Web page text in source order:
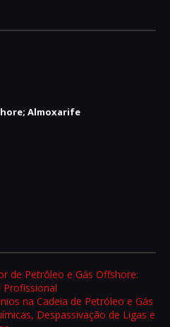
Almoxarife
de Petróleo e Gás Offshore:
Profissional
na Cadeia de Petróleo e Gás
Despassivação de Ligas e